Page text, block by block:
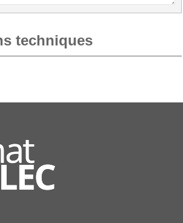
techniques